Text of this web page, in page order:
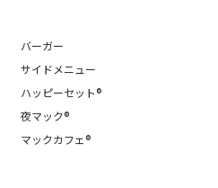
バーガー
サイドメニュー
ハッピーセット®
夜マック®
マックカフェ®